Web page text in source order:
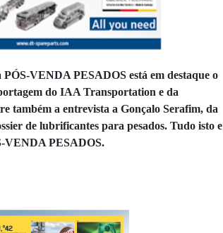
VENDA PESADOS está em destaque o
do IAA Transportation e da
também a entrevista a Gonçalo Serafim, da
de lubrificantes para pesados. Tudo isto e
VENDA PESADOS.